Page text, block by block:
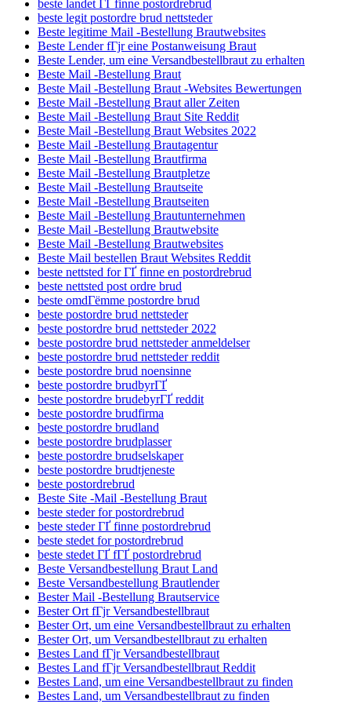
beste landet ГҐ finne postordrebrud
beste legit postordre brud nettsteder
Beste legitime Mail -Bestellung Brautwebsites
Beste Lender fГјr eine Postanweisung Braut
Beste Lender, um eine Versandbestellbraut zu erhalten
Beste Mail -Bestellung Braut
Beste Mail -Bestellung Braut -Websites Bewertungen
Beste Mail -Bestellung Braut aller Zeiten
Beste Mail -Bestellung Braut Site Reddit
Beste Mail -Bestellung Braut Websites 2022
Beste Mail -Bestellung Brautagentur
Beste Mail -Bestellung Brautfirma
Beste Mail -Bestellung Brautpletze
Beste Mail -Bestellung Brautseite
Beste Mail -Bestellung Brautseiten
Beste Mail -Bestellung Brautunternehmen
Beste Mail -Bestellung Brautwebsite
Beste Mail -Bestellung Brautwebsites
Beste Mail bestellen Braut Websites Reddit
beste nettsted for ГҐ finne en postordrebrud
beste nettsted post ordre brud
beste omdГёmme postordre brud
beste postordre brud nettsteder
beste postordre brud nettsteder 2022
beste postordre brud nettsteder anmeldelser
beste postordre brud nettsteder reddit
beste postordre brud noensinne
beste postordre brudbyrГҐ
beste postordre brudebyrГҐ reddit
beste postordre brudfirma
beste postordre brudland
beste postordre brudplasser
beste postordre brudselskaper
beste postordre brudtjeneste
beste postordrebrud
Beste Site -Mail -Bestellung Braut
beste steder for postordrebrud
beste steder ГҐ finne postordrebrud
beste stedet for postordrebrud
beste stedet ГҐ fГҐ postordrebrud
Beste Versandbestellung Braut Land
Beste Versandbestellung Brautlender
Bester Mail -Bestellung Brautservice
Bester Ort fГјr Versandbestellbraut
Bester Ort, um eine Versandbestellbraut zu erhalten
Bester Ort, um Versandbestellbraut zu erhalten
Bestes Land fГјr Versandbestellbraut
Bestes Land fГјr Versandbestellbraut Reddit
Bestes Land, um eine Versandbestellbraut zu finden
Bestes Land, um Versandbestellbraut zu finden